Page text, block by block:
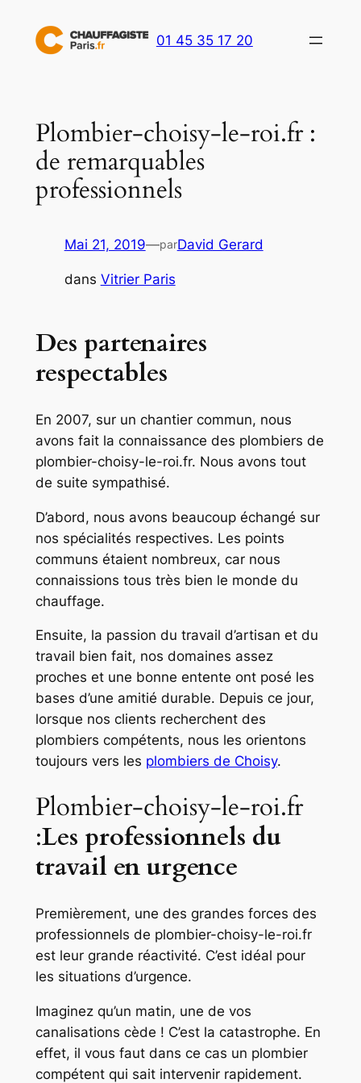
contenu
01 45 35 17 20
Plombier-choisy-le-roi.fr :
de remarquables
professionnels
Mai 21, 2019—parDavid Gerard
dans Vitrier Paris
Des partenaires
respectables
En 2007, sur un chantier commun, nous
avons fait la connaissance des plombiers de
plombier-choisy-le-roi.fr. Nous avons tout
de suite sympathisé.
D’abord, nous avons beaucoup échangé sur
nos spécialités respectives. Les points
communs étaient nombreux, car nous
connaissions tous très bien le monde du
chauffage.
Ensuite, la passion du travail d’artisan et du
travail bien fait, nos domaines assez
proches et une bonne entente ont posé les
bases d’une amitié durable. Depuis ce jour,
lorsque nos clients recherchent des
plombiers compétents, nous les orientons
toujours vers les plombiers de Choisy.
Plombier-choisy-le-roi.fr
:Les professionnels du
travail en urgence
Premièrement, une des grandes forces des
professionnels de plombier-choisy-le-roi.fr
est leur grande réactivité. C’est idéal pour
les situations d’urgence.
Imaginez qu’un matin, une de vos
canalisations cède ! C’est la catastrophe. En
effet, il vous faut dans ce cas un plombier
compétent qui sait intervenir rapidement.